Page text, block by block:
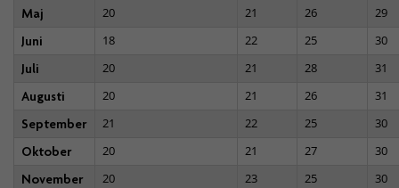
Maj
20 21 26
29
Juni
18 22 25
30
Juli
20 21 28
31
Augusti
20 21 26
31
September
21 22 25
30
Oktober
20 21 27
30
November
20 23 25
30